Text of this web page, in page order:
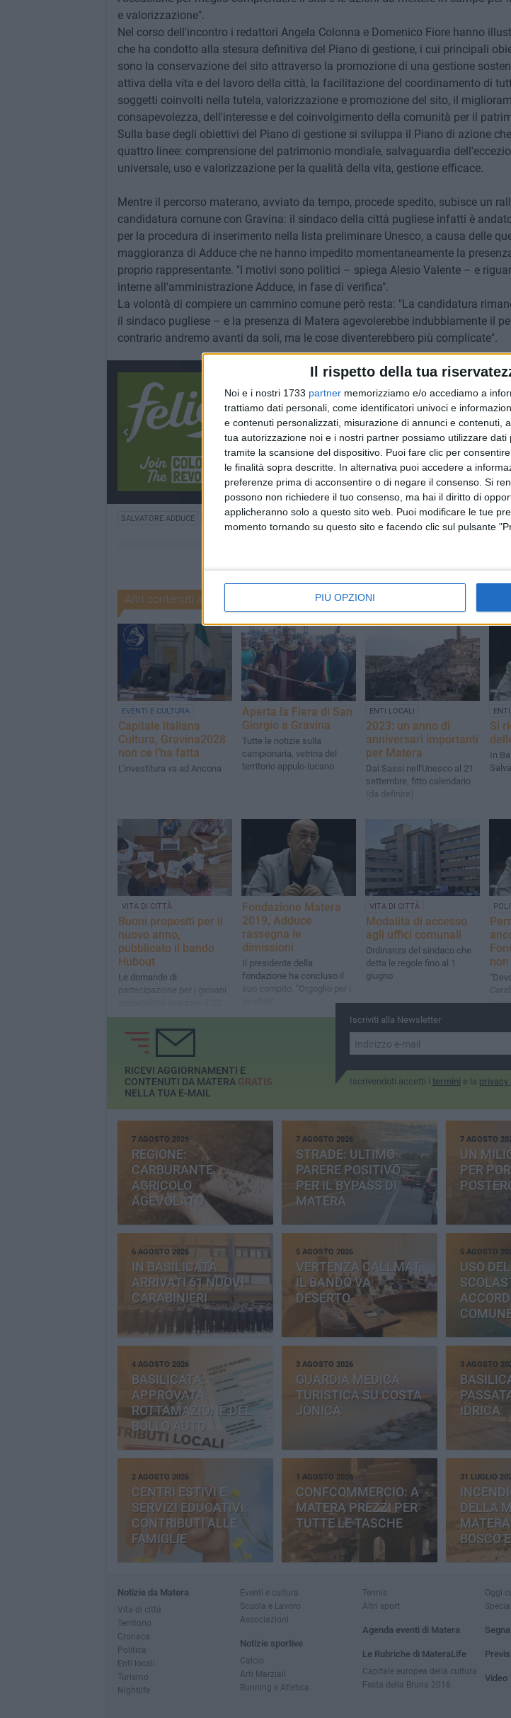
Il rispetto della tua
Noi e i nostri 1733 partner memorizziamo e/o accediamo a
trattiamo dati personali, come identificatori univoci e
e contenuti personalizzati, misurazione di annunci e contenuti,
tua autorizzazione noi e i nostri partner possiamo utilizzare
tramite la scansione del dispositivo. Puoi fare clic per
le finalità sopra descritte. In alternativa puoi accedere a
preferenze prima di acconsentire o di negare il consenso. Si
possono non richiedere il tuo consenso, ma hai il diritto di
applicheranno solo a questo sito web. Puoi modificare le tue
momento tornando su questo sito e facendo clic sul pulsante
PIÙ OPZIONI
e valorizzazione".
Nel corso dell'incontro i redattori Angela Colonna e Domenico Fiore hanno
che ha condotto alla stesura definitiva del Piano di gestione, i cui principali
sono la conservazione del sito attraverso la promozione di una gestione
attiva della vita e del lavoro della città, la facilitazione del coordinamento di
soggetti coinvolti nella tutela, valorizzazione e promozione del sito, il
consapevolezza, dell'interesse e del coinvolgimento della comunità per il
Sulla base degli obiettivi del Piano di gestione si sviluppa il Piano di azione
quattro linee: comprensione del patrimonio mondiale, salvaguardia
universale, uso e valorizzazione per la qualità della vita, gestione efficace.
Mentre il percorso materano, avviato da tempo, procede spedito, subisce un
candidatura comune con Gravina: il sindaco della città pugliese infatti è
per la procedura di inserimento nella lista preliminare Unesco, a causa delle
maggioranza di Adduce che ne hanno impedito momentaneamente la
proprio rappresentante. "I motivi sono politici – spiega Alesio Valente – e
interne all'amministrazione Adduce, in fase di verifica".
La volontà di compiere un cammino comune però resta: "La candidatura
il sindaco pugliese – e la presenza di Matera agevolerebbe indubbiamente il
contrario andremo avanti da soli, ma le cose diventerebbero più complicate".
SALVATORE ADDUCE RICONOSCIMENTO UNESCO COMUNE DI GRAVINA
Altri contenuti a tema
EVENTI E CULTURA
Capitale italiana
Cultura, Gravina2028
non ce l’ha fatta
L’investitura va ad Ancona
Aperta la Fiera di San
Giorgio a Gravina
Tutte le notizie sulla
campionaria, vetrina del
territorio appulo-lucano
ENTI LOCALI
2023: un anno di
anniversari importanti
per Matera
Dai Sassi nell'Unesco al 21
settembre, fitto calendario
(da definire)
Si
In
VITA DI CITTÀ
Buoni propositi per il
nuovo anno,
pubblicato il bando
Hubout
Le domande di
partecipazione per i giovani
gennaio
Fondazione Matera
2019, Adduce
rassegna le
dimissioni
Il presidente della
fondazione ha concluso il
suo compito. "Orgoglio per i
VITA DI CITTÀ
Modalità di accesso
agli uffici comunali
Ordinanza del sindaco che
detta le regole fino al 1
giugno
Iscriviti alla Newsletter
Iscrivendoti accetti i termini e la privacy
RICEVI AGGIORNAMENTI E
CONTENUTI DA MATERA GRATIS
NELLA TUA E-MAIL
7 AGOSTO 2026
REGIONE:
CARBURANTE
AGRICOLO
AGEVOLATO
7 AGOSTO 2026
STRADE: ULTIMO
PARERE POSITIVO
PER IL BYPASS DI
MATERA
7 AGOSTO
UN
PER
6 AGOSTO 2026
IN BASILICATA
ARRIVATI 61 NUOVI
CARABINIERI
5 AGOSTO 2026
VERTENZA CALLMAT,
IL BANDO VA
DESERTO
5 AGOSTO
USO
4 AGOSTO 2026
BASILICATA:
APPROVATA
ROTTAMAZIONE DEL
BOLLO AUTO
3 AGOSTO 2026
GUARDIA MEDICA
TURISTICA SU COSTA
JONICA
3 AGOSTO
IDRICA
2 AGOSTO 2026
CENTRI ESTIVI E
SERVIZI EDUCATIVI:
CONTRIBUTI ALLE
FAMIGLIE
1 AGOSTO 2026
CONFCOMMERCIO: A
MATERA PREZZI PER
TUTTE LE TASCHE
31 LUGLIO
DELLA
BOSCO E
Notizie da Matera
Vita di città
Territorio
Cronaca
Politica
Enti locali
Turismo
Nightlife
Eventi e cultura
Scuola e Lavoro
Associazioni
Notizie sportive
Calcio
Arti Marziali
Running e Atletica
Tennis
Altri sport
Agenda eventi di Matera
Le Rubriche di MateraLife
Capitale europea della cultura
Festa della Bruna 2016
Oggi
Video